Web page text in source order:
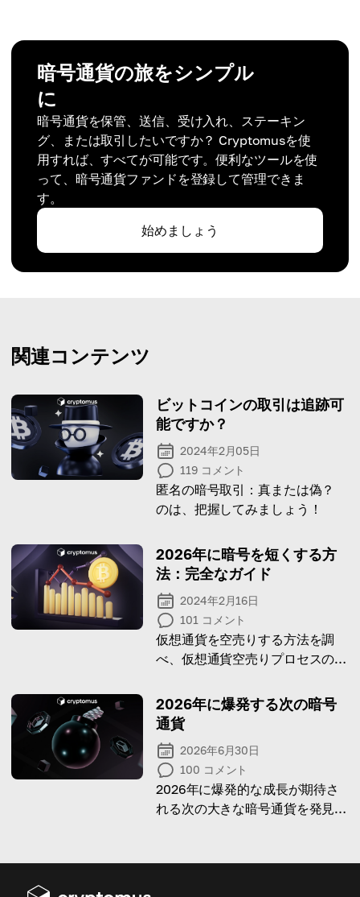
暗号通貨の旅をシンプル
に
暗号通貨を保管、送信、受け入れ、ステーキン
グ、または取引したいですか？ Cryptomusを使
用すれば、すべてが可能です。便利なツールを使
って、暗号通貨ファンドを登録して管理できま
す。
始めましょう
関連コンテンツ
ビットコインの取引は追跡可
能ですか？
2024年2月05日
119 コメント
匿名の暗号取引：真または偽？
のは、把握してみましょう！
2026年に暗号を短くする方
法：完全なガイド
2024年2月16日
101 コメント
仮想通貨を空売りする方法を調
べ、仮想通貨空売りプロセスの利
2026年に爆発する次の暗号
通貨
2026年6月30日
100 コメント
2026年に爆発的な成長が期待さ
れる次の大きな暗号通貨を発見—